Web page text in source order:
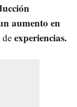
aumento en
experiencias.